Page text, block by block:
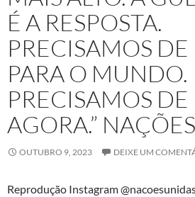
É A RESPOSTA.
PRECISAMOS DE
PARA O MUNDO.
PRECISAMOS DE
AGORA.”
OUTUBRO 9, 2023 DEIXE UM
Reprodução Instagram